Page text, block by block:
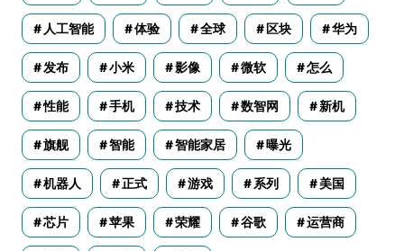
人工智能 体验 全球 区块 华为
发布 小米 影像 微软 怎么
性能 手机 技术 数智网 新机
旗舰 智能 智能家居 曝光
机器人 正式 游戏 系列 美国
芯片 苹果 荣耀 谷歌 运营商